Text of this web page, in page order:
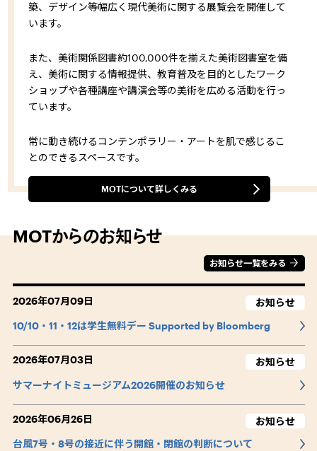
築、デザイン等幅広く現代美術に関する展覧会を開催して
います。
また、美術関係図書約100,000件を揃えた美術図書室を備
え、美術に関する情報提供、教育普及を目的としたワーク
ショップや各種講座や講演会等の美術を広める活動を行っ
ています。
常に動き続けるコンテンポラリー・アートを肌で感じるこ
とのできるスペースです。
MOTについて詳しくみる
MOTからのお知らせ
お知らせ一覧をみる
お知らせ
2026年07月09日
10/10・11・12は学生無料デー Supported by Bloomberg
お知らせ
2026年07月03日
サマーナイトミュージアム2026開催のお知らせ
お知らせ
2026年06月26日
台風7号・8号の接近に伴う開館・閉館の判断について